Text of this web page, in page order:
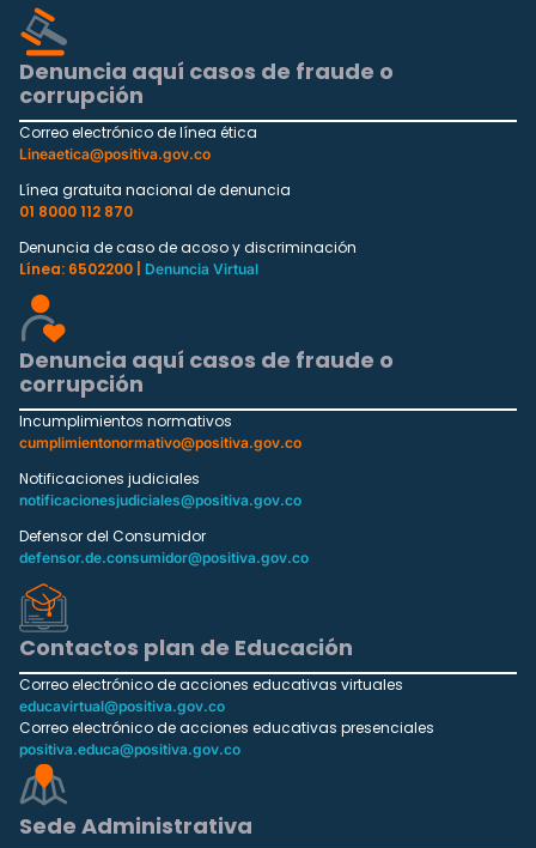
Denuncia aquí casos de fraude o
corrupción
Correo electrónico de línea ética
Lineaetica@positiva.gov.co
Línea gratuita nacional de denuncia
01 8000 112 870
Denuncia de caso de acoso y discriminación
Línea: 6502200 |
Denuncia Virtual
Denuncia aquí casos de fraude o
corrupción
Incumplimientos normativos
cumplimientonormativo@positiva.gov.co
Notificaciones judiciales
notificacionesjudiciales@positiva.gov.co
Defensor del Consumidor
defensor.de.consumidor@positiva.gov.co
Contactos plan de Educación
Correo electrónico de acciones educativas virtuales
educavirtual@positiva.gov.co
Correo electrónico de acciones educativas presenciales
positiva.educa@positiva.gov.co
Sede Administrativa